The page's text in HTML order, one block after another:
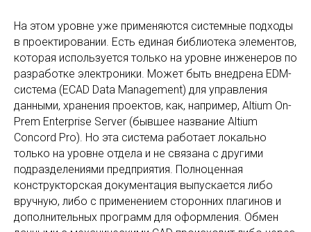
На этом уровне уже применяются системные подходы
в проектировании. Есть единая библиотека элементов,
которая используется только на уровне инженеров по
разработке электроники. Может быть внедрена EDM-
система (ECAD Data Management) для управления
данными, хранения проектов, как, например, Altium On-
Prem Enterprise Server (бывшее название Altium
Concord Pro). Но эта система работает локально
только на уровне отдела и не связана с другими
подразделениями предприятия. Полноценная
конструкторская документация выпускается либо
вручную, либо с применением сторонних плагинов и
дополнительных программ для оформления. Обмен